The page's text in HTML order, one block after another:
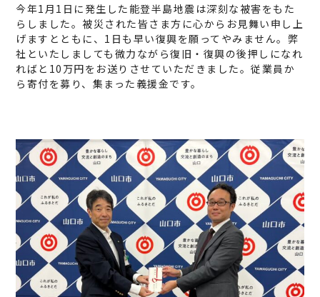
メディア実績
RECRUIT/エントリー
今年1月1日に発生した能登半島地震は深刻な被害をもた
らしました。被災された皆さま方に心からお見舞い申し上
げますとともに、1日も早い復興を願ってやみません。弊
社といたしましても微力ながら復旧・復興の後押しになれ
ればと10万円をお送りさせていただきました。従業員か
ら寄付を募り、集まった義援金です。